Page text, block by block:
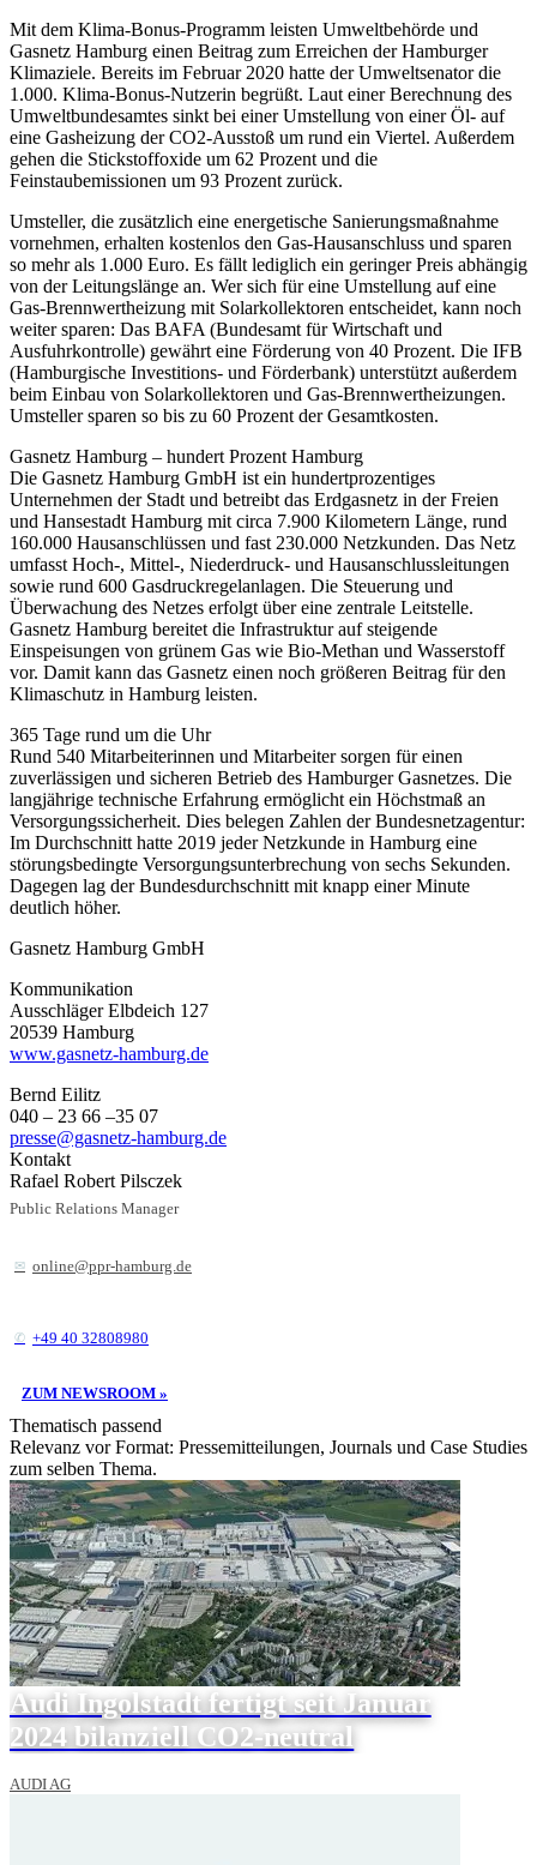
Mit dem Klima-Bonus-Programm leisten Umweltbehörde und
Gasnetz Hamburg einen Beitrag zum Erreichen der Hamburger
Klimaziele. Bereits im Februar 2020 hatte der Umweltsenator die
1.000. Klima-Bonus-Nutzerin begrüßt. Laut einer Berechnung des
Umweltbundesamtes sinkt bei einer Umstellung von einer Öl- auf
eine Gasheizung der CO2-Ausstoß um rund ein Viertel. Außerdem
gehen die Stickstoffoxide um 62 Prozent und die
Feinstaubemissionen um 93 Prozent zurück.
Umsteller, die zusätzlich eine energetische Sanierungsmaßnahme
vornehmen, erhalten kostenlos den Gas-Hausanschluss und sparen
so mehr als 1.000 Euro. Es fällt lediglich ein geringer Preis abhängig
von der Leitungslänge an. Wer sich für eine Umstellung auf eine
Gas-Brennwertheizung mit Solarkollektoren entscheidet, kann noch
weiter sparen: Das BAFA (Bundesamt für Wirtschaft und
Ausfuhrkontrolle) gewährt eine Förderung von 40 Prozent. Die IFB
(Hamburgische Investitions- und Förderbank) unterstützt außerdem
beim Einbau von Solarkollektoren und Gas-Brennwertheizungen.
Umsteller sparen so bis zu 60 Prozent der Gesamtkosten.
Gasnetz Hamburg – hundert Prozent Hamburg
Die Gasnetz Hamburg GmbH ist ein hundertprozentiges
Unternehmen der Stadt und betreibt das Erdgasnetz in der Freien
und Hansestadt Hamburg mit circa 7.900 Kilometern Länge, rund
160.000 Hausanschlüssen und fast 230.000 Netzkunden. Das Netz
umfasst Hoch-, Mittel-, Niederdruck- und Hausanschlussleitungen
sowie rund 600 Gasdruckregelanlagen. Die Steuerung und
Überwachung des Netzes erfolgt über eine zentrale Leitstelle.
Gasnetz Hamburg bereitet die Infrastruktur auf steigende
Einspeisungen von grünem Gas wie Bio-Methan und Wasserstoff
vor. Damit kann das Gasnetz einen noch größeren Beitrag für den
Klimaschutz in Hamburg leisten.
365 Tage rund um die Uhr
Rund 540 Mitarbeiterinnen und Mitarbeiter sorgen für einen
zuverlässigen und sicheren Betrieb des Hamburger Gasnetzes. Die
langjährige technische Erfahrung ermöglicht ein Höchstmaß an
Versorgungssicherheit. Dies belegen Zahlen der Bundesnetzagentur:
Im Durchschnitt hatte 2019 jeder Netzkunde in Hamburg eine
störungsbedingte Versorgungsunterbrechung von sechs Sekunden.
Dagegen lag der Bundesdurchschnitt mit knapp einer Minute
deutlich höher.
Gasnetz Hamburg GmbH
Kommunikation
Ausschläger Elbdeich 127
20539 Hamburg
www.gasnetz-hamburg.de
Bernd Eilitz
040 – 23 66 –35 07
presse@gasnetz-hamburg.de
Kontakt
Rafael Robert Pilsczek
Public Relations Manager
online@ppr-hamburg.de
+49 40 32808980
ZUM NEWSROOM »
Thematisch passend
Relevanz vor Format: Pressemitteilungen, Journals und Case Studies
zum selben Thema.
Audi Ingolstadt fertigt seit Januar
2024 bilanziell CO2-neutral
AUDI AG